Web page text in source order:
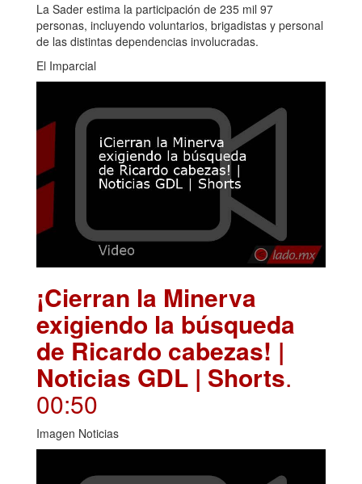
La Sader estima la participación de 235 mil 97
personas, incluyendo voluntarios, brigadistas y personal
de las distintas dependencias involucradas.
El Imparcial
¡Cierran la Minerva
exigiendo la búsqueda
de Ricardo cabezas! |
Noticias GDL | Shorts.
00:50
Imagen Noticias